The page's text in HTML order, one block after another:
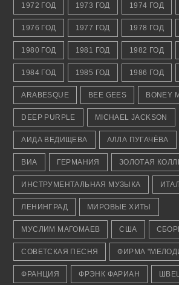
1972 ГОД 1973 ГОД 1974 ГОД
1976 ГОД 1977 ГОД 1978 ГОД
1980 ГОД 1981 ГОД 1982 ГОД
1984 ГОД 1985 ГОД 1986 ГОД
ARABESQUE BEE GEES BONEY
DEEP PURPLE MICHAEL JACKSON
АИДА ВЕДИЩЕВА АЛЛА ПУГАЧЁВА
ВИА ГЕРМАНИЯ ЗОЛОТАЯ
ИНСТРУМЕНТАЛЬНАЯ МУЗЫКА
ЛЕНИНГРАД МИРОВЫЕ ХИТЫ
МУСЛИМ МАГОМАЕВ США
СОВЕТСКАЯ ПЕСНЯ ФИРМА
ФРАНЦИЯ ФРЭНК ФАРИАН